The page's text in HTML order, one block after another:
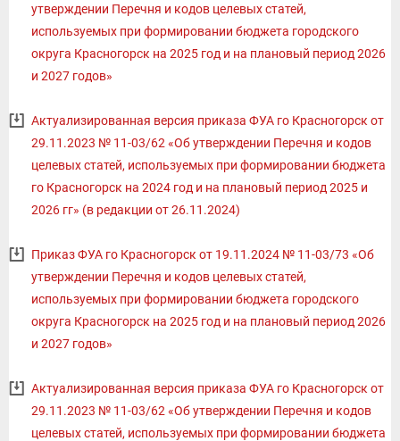
утверждении Перечня и кодов целевых статей,
используемых при формировании бюджета городского
округа Красногорск на 2025 год и на плановый период 2026
и 2027 годов»
Актуализированная версия приказа ФУА го Красногорск от
29.11.2023 № 11-03/62 «Об утверждении Перечня и кодов
целевых статей, используемых при формировании бюджета
го Красногорск на 2024 год и на плановый период 2025 и
2026 гг» (в редакции от 26.11.2024)
Приказ ФУА го Красногорск от 19.11.2024 № 11-03/73 «Об
утверждении Перечня и кодов целевых статей,
используемых при формировании бюджета городского
округа Красногорск на 2025 год и на плановый период 2026
и 2027 годов»
Актуализированная версия приказа ФУА го Красногорск от
29.11.2023 № 11-03/62 «Об утверждении Перечня и кодов
целевых статей, используемых при формировании бюджета